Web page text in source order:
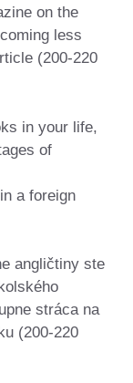
on the
less
(200-220
in your life,
of
a foreign
angličtiny ste
stráca na
(200-220